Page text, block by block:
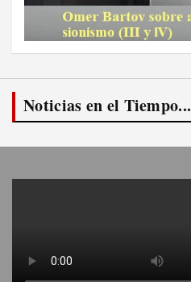
Noticias en el Tiempo...